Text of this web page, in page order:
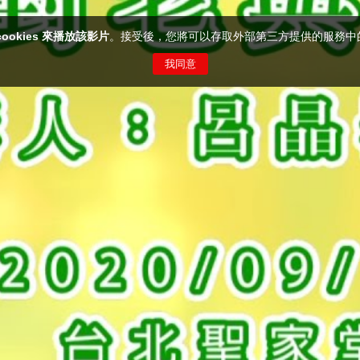
來播放該影片。接受後，您將可以存取外部第三方提供的服務中
我同意